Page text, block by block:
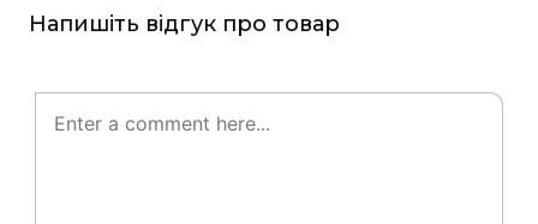
Напишіть відгук про товар